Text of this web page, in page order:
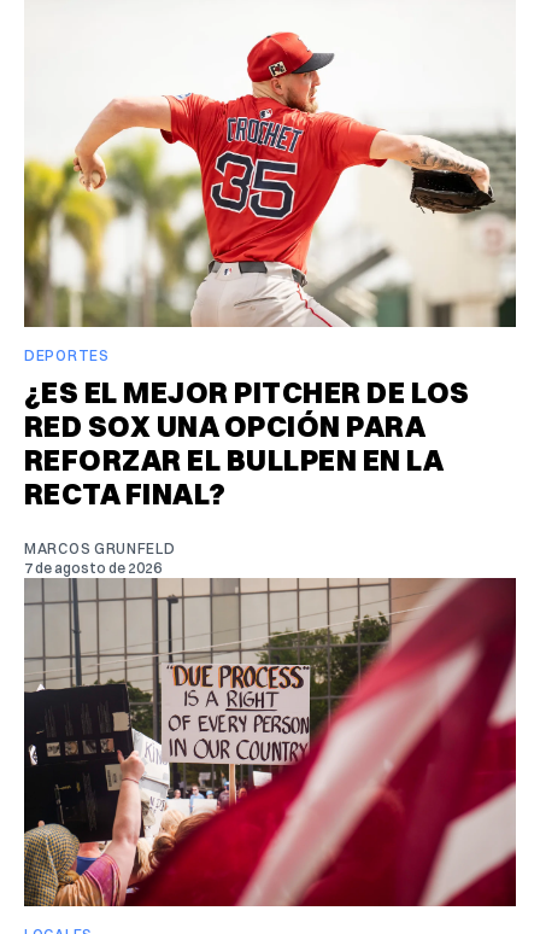
DEPORTES
¿ES EL MEJOR PITCHER DE LOS
RED SOX UNA OPCIÓN PARA
REFORZAR EL BULLPEN EN LA
RECTA FINAL?
MARCOS GRUNFELD
7 de agosto de 2026